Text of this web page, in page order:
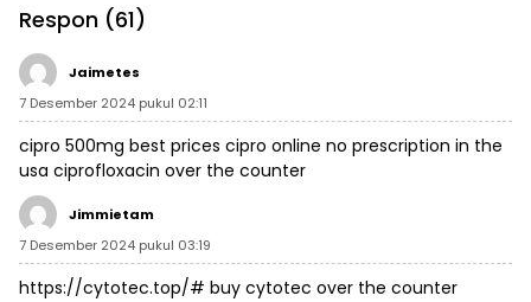
Respon (61)
Jaimetes
7 Desember 2024 pukul 02:11
cipro 500mg best prices cipro online no prescription in the
usa ciprofloxacin over the counter
Jimmietam
7 Desember 2024 pukul 03:19
https://cytotec.top/# buy cytotec over the counter